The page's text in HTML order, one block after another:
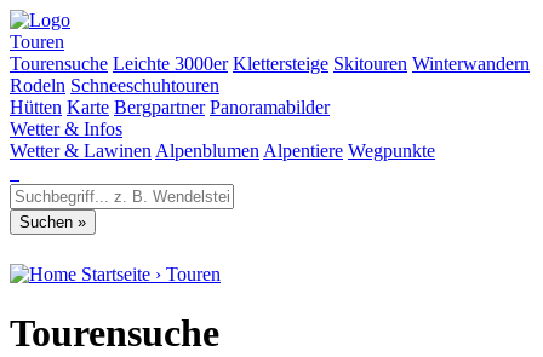
Touren
Tourensuche Leichte 3000er Klettersteige Skitouren Winterwandern
Rodeln Schneeschuhtouren
Hütten Karte Bergpartner Panoramabilder
Wetter & Infos
Wetter & Lawinen Alpenblumen Alpentiere Wegpunkte
Startseite › Touren
Tourensuche